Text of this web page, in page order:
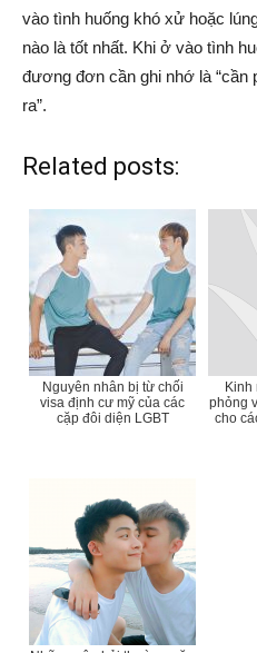
vào tình huống khó xử hoặc
nào là tốt nhất. Khi ở vào tình
đương đơn cần ghi nhớ là “cần
ra”.
Related posts:
Nguyên nhân bị từ chối
visa định cư mỹ của các
cặp đôi diện LGBT
Kinh
phỏng
cho